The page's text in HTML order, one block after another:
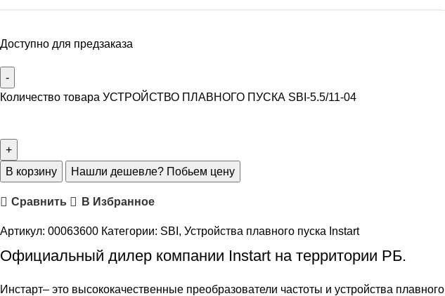
Доступно для предзаказа
Количество товара УСТРОЙСТВО ПЛАВНОГО ПУСКА SBI-5.5/11-04
В корзину Нашли дешевле? Побьем цену
Сравнить В Избранное
Артикул: 00063600 Категории: SBI , Устройства плавного пуска Instart
Официальный дилер компании Instart на территории РБ.
Инстарт– это высококачественные преобразователи частоты и устройства